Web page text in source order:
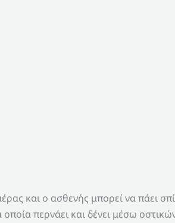
και ο ασθενής μπορεί να πάει
περνάει και δένει μέσω